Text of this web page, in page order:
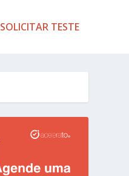
SOLICITAR TESTE